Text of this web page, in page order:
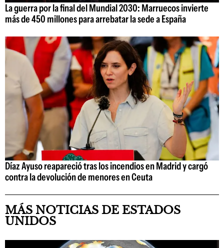
La guerra por la final del Mundial 2030: Marruecos invierte
más de 450 millones para arrebatar la sede a España
Díaz Ayuso reapareció tras los incendios en Madrid y cargó
contra la devolución de menores en Ceuta
MÁS NOTICIAS DE ESTADOS
UNIDOS